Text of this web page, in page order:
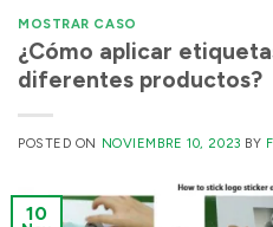
MOSTRAR CASO
¿Cómo aplicar
diferentes productos?
POSTED ON NOVIEMBRE 10, 2023 BY
10